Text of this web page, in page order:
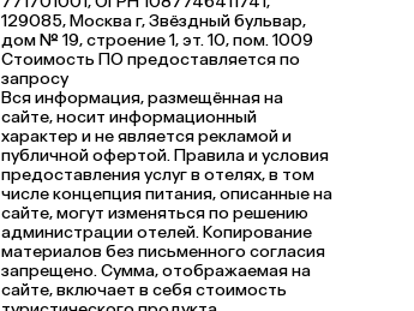
129085, Москва г, Звёздный бульвар,
дом № 19, строение 1, эт. 10, пом. 1009
Стоимость ПО предоставляется по
запросу
Вся информация, размещённая на
сайте, носит информационный
характер и не является рекламой и
публичной офертой. Правила и условия
предоставления услуг в отелях, в том
числе концепция питания, описанные на
сайте, могут изменяться по решению
администрации отелей. Копирование
материалов без письменного согласия
запрещено. Сумма, отображаемая на
сайте, включает в себя стоимость